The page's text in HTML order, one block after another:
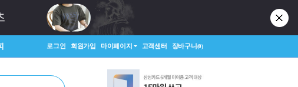
로그인 회원가입 마이페이지 고객센터 장바구니(0)